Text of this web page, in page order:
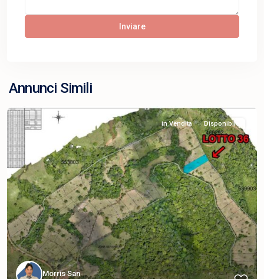
Annunci Simili
in Vendita Disponibile
Morris San